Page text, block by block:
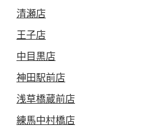
清瀬店
王子店
中目黒店
神田駅前店
浅草橋蔵前店
練馬中村橋店